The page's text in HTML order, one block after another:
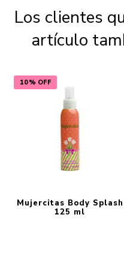
Los clientes
artículo
10% OFF
Mujercitas Body Splash
125 ml